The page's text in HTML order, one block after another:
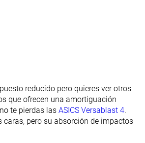
Moderadas Flexibles
circular
reducido pero quieres ver otros
que ofrecen una amortiguación
te pierdas las ASICS Versablast 4.
caras, pero su absorción de impactos